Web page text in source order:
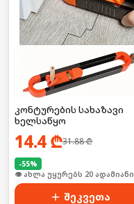
კონტურების სახაზავი
ხელსაწყო
14.4₾31.88₾
-55%
🛒 ბოლო 24სთ-ში იყიდა 32-მა
შეკვეთა